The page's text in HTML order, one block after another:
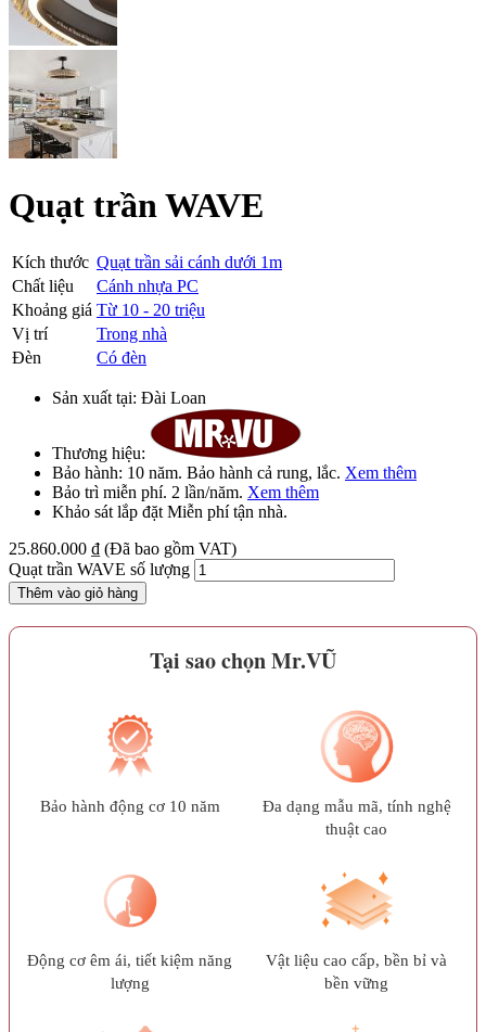
Quạt trần WAVE
Kích thước Quạt trần sải cánh dưới 1m
Chất liệu
Cánh nhựa PC
Khoảng giá Từ 10 - 20 triệu
Vị trí
Trong nhà
Đèn
Có đèn
Sản xuất tại: Đài Loan
Thương hiệu:
Bảo hành: 10 năm. Bảo hành cả rung, lắc. Xem thêm
Bảo trì miễn phí. 2 lần/năm. Xem thêm
Khảo sát lắp đặt Miễn phítận nhà.
25.860.000 ₫ (Đã bao gồm VAT)
Quạt trần WAVE số lượng
Thêm vào giỏ hàng
Tại sao chọn Mr.VŨ
Bảo hành động cơ 10 năm
Đa dạng mẫu mã, tính nghệ
thuật cao
Động cơ êm ái, tiết kiệm năng
lượng
Vật liệu cao cấp, bền bỉ và
bền vững